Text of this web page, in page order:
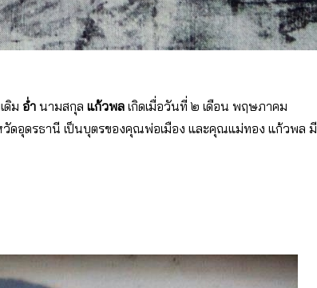
ดิม อ่ำ นามสกุล แก้วพล เกิดเมื่อวันที่ ๒ เดือน พฤษภาคม
ดอุดรธานี เป็นบุตรของคุณพ่อเมือง และคุณแม่ทอง แก้วพล มี